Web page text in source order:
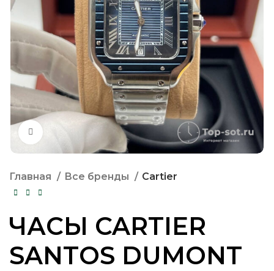
Нажмите, чтобы увеличить
Главная Все бренды Cartier
ЧАСЫ CARTIER
SANTOS DUMONT